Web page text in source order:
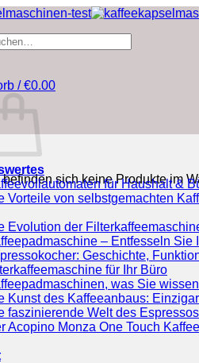
/€0.00
befinden sich keine Produkte im
für Haushalt &
Vorteile von selbstgemachten
Evolution der
– Entfesseln Sie
Geschichte,
für Ihr Büro
was Sie
Kunst des Kaffeeanbaus:
faszinierende Welt des
Acopino Monza One Touch